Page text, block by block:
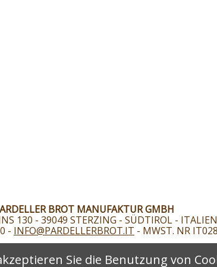
BROT MANUFAKTUR GMBH
130 - 39049 STERZING - SÜDTIROL- ITALIEN
- INFO@PARDELLERBROT.IT - MWST. NR
Impressum © 2026 Pardeller Brot Manufaktur
Sie die Benutzung von